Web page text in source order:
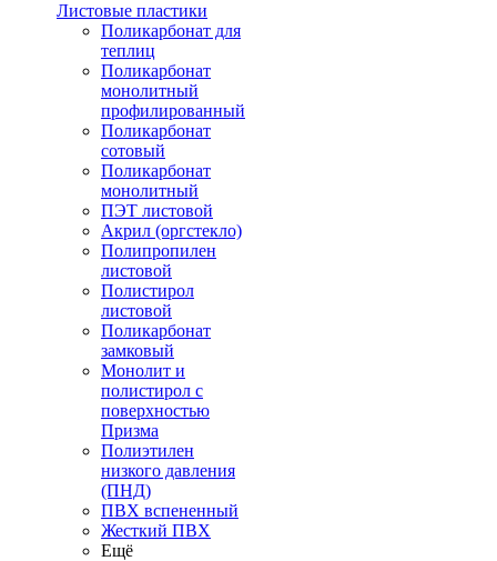
Листовые пластики
Поликарбонат для
теплиц
Поликарбонат
монолитный
профилированный
Поликарбонат
сотовый
Поликарбонат
монолитный
ПЭТ листовой
Акрил (оргстекло)
Полипропилен
листовой
Полистирол
листовой
Поликарбонат
замковый
Монолит и
полистирол с
поверхностью
Призма
Полиэтилен
низкого давления
(ПНД)
ПВХ вспененный
Жесткий ПВХ
Ещё